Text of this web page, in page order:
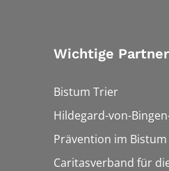
Wichtige Partner
Bistum Trier
Hildegard-von-
Prävention im
Caritasverband für